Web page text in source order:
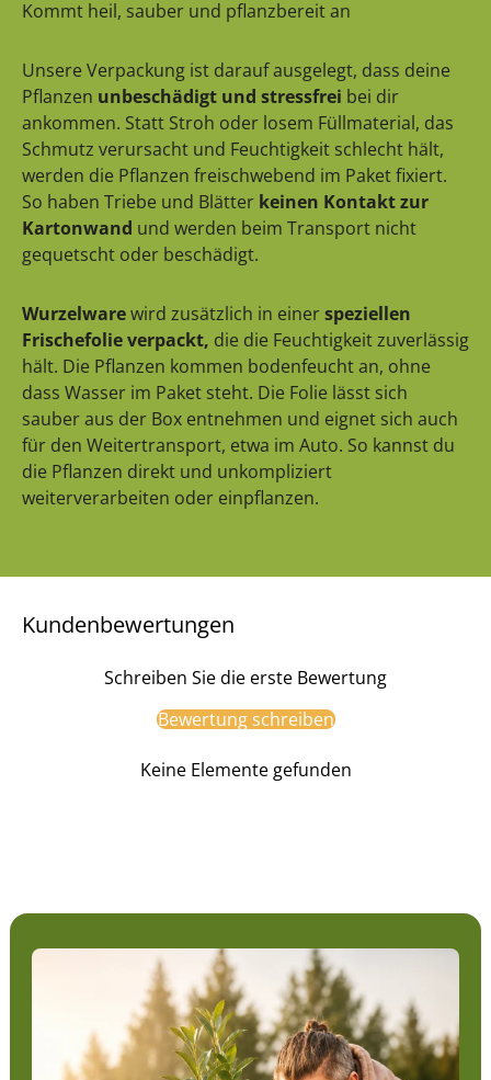
Kommt heil, sauber und pflanzbereit an
Unsere Verpackung ist darauf ausgelegt, dass deine
Pflanzen unbeschädigt und stressfrei bei dir
ankommen. Statt Stroh oder losem Füllmaterial, das
Schmutz verursacht und Feuchtigkeit schlecht hält,
werden die Pflanzen freischwebend im Paket fixiert.
So haben Triebe und Blätter keinen Kontakt zur
Kartonwand und werden beim Transport nicht
gequetscht oder beschädigt.
Wurzelwarewird zusätzlich in einerspeziellen
Frischefolie verpackt, die die Feuchtigkeit zuverlässig
hält. Die Pflanzen kommen bodenfeucht an, ohne
dass Wasser im Paket steht. Die Folie lässt sich
sauber aus der Box entnehmen und eignet sich auch
für den Weitertransport, etwa im Auto. So kannst du
die Pflanzen direkt und unkompliziert
weiterverarbeiten oder einpflanzen.
Kundenbewertungen
Schreiben Sie die erste Bewertung
Bewertung schreiben
Keine Elemente gefunden